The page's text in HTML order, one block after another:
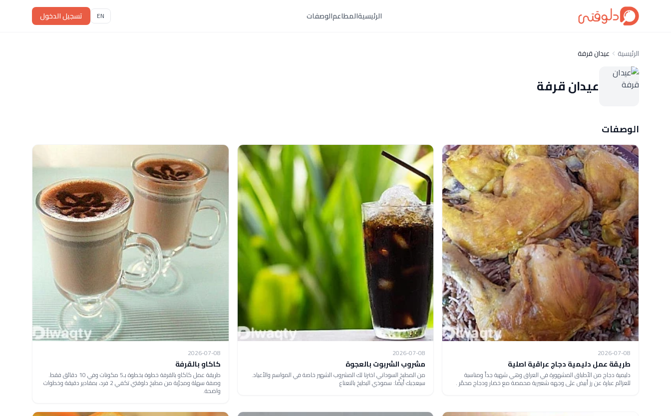
الرئيسيةالمطاعمالوصفات EN تسجيل الدخول
الرئيسية عيدان قرفة
عيدان قرفة
الوصفات
2026-07-08
طريقة عمل دليمية دجاج عراقية اصلية
دليمية دجاج من الأطباق المشهورة في العراق وهي شهية جداً ومناسبة
للعزائم عبارة عن رز أبيض على وجهه شعيرية محمصة مع خضار ودجاج محمّر .
2026-07-08
مشروب الشربوت بالعجوة
من المطبخ السوداني اخترنا لك المشروب الشهير خاصة في المواسم والأعياد.
سيعجبك أيضًا: سموذي البطيخ بالنعناع
2026-07-08
كاكاو بالقرفة
طريقة عمل كاكاو بالقرفة خطوة بخطوة بـ5 مكونات وفي 10 دقائق فقط.
وصفة سهلة ومجرّبة من مطبخ دلوقتي تكفي 2 فرد، بمقادير دقيقة وخطوات
واضحة.